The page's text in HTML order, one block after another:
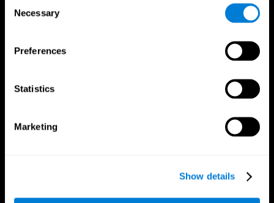
Selection
Necessary
Preferences
Statistics
Marketing
Show details
Приложение CogniFit